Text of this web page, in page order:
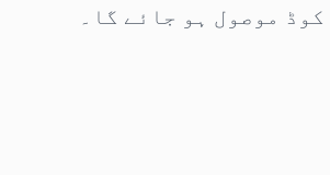
موصول ہو جائے گا۔